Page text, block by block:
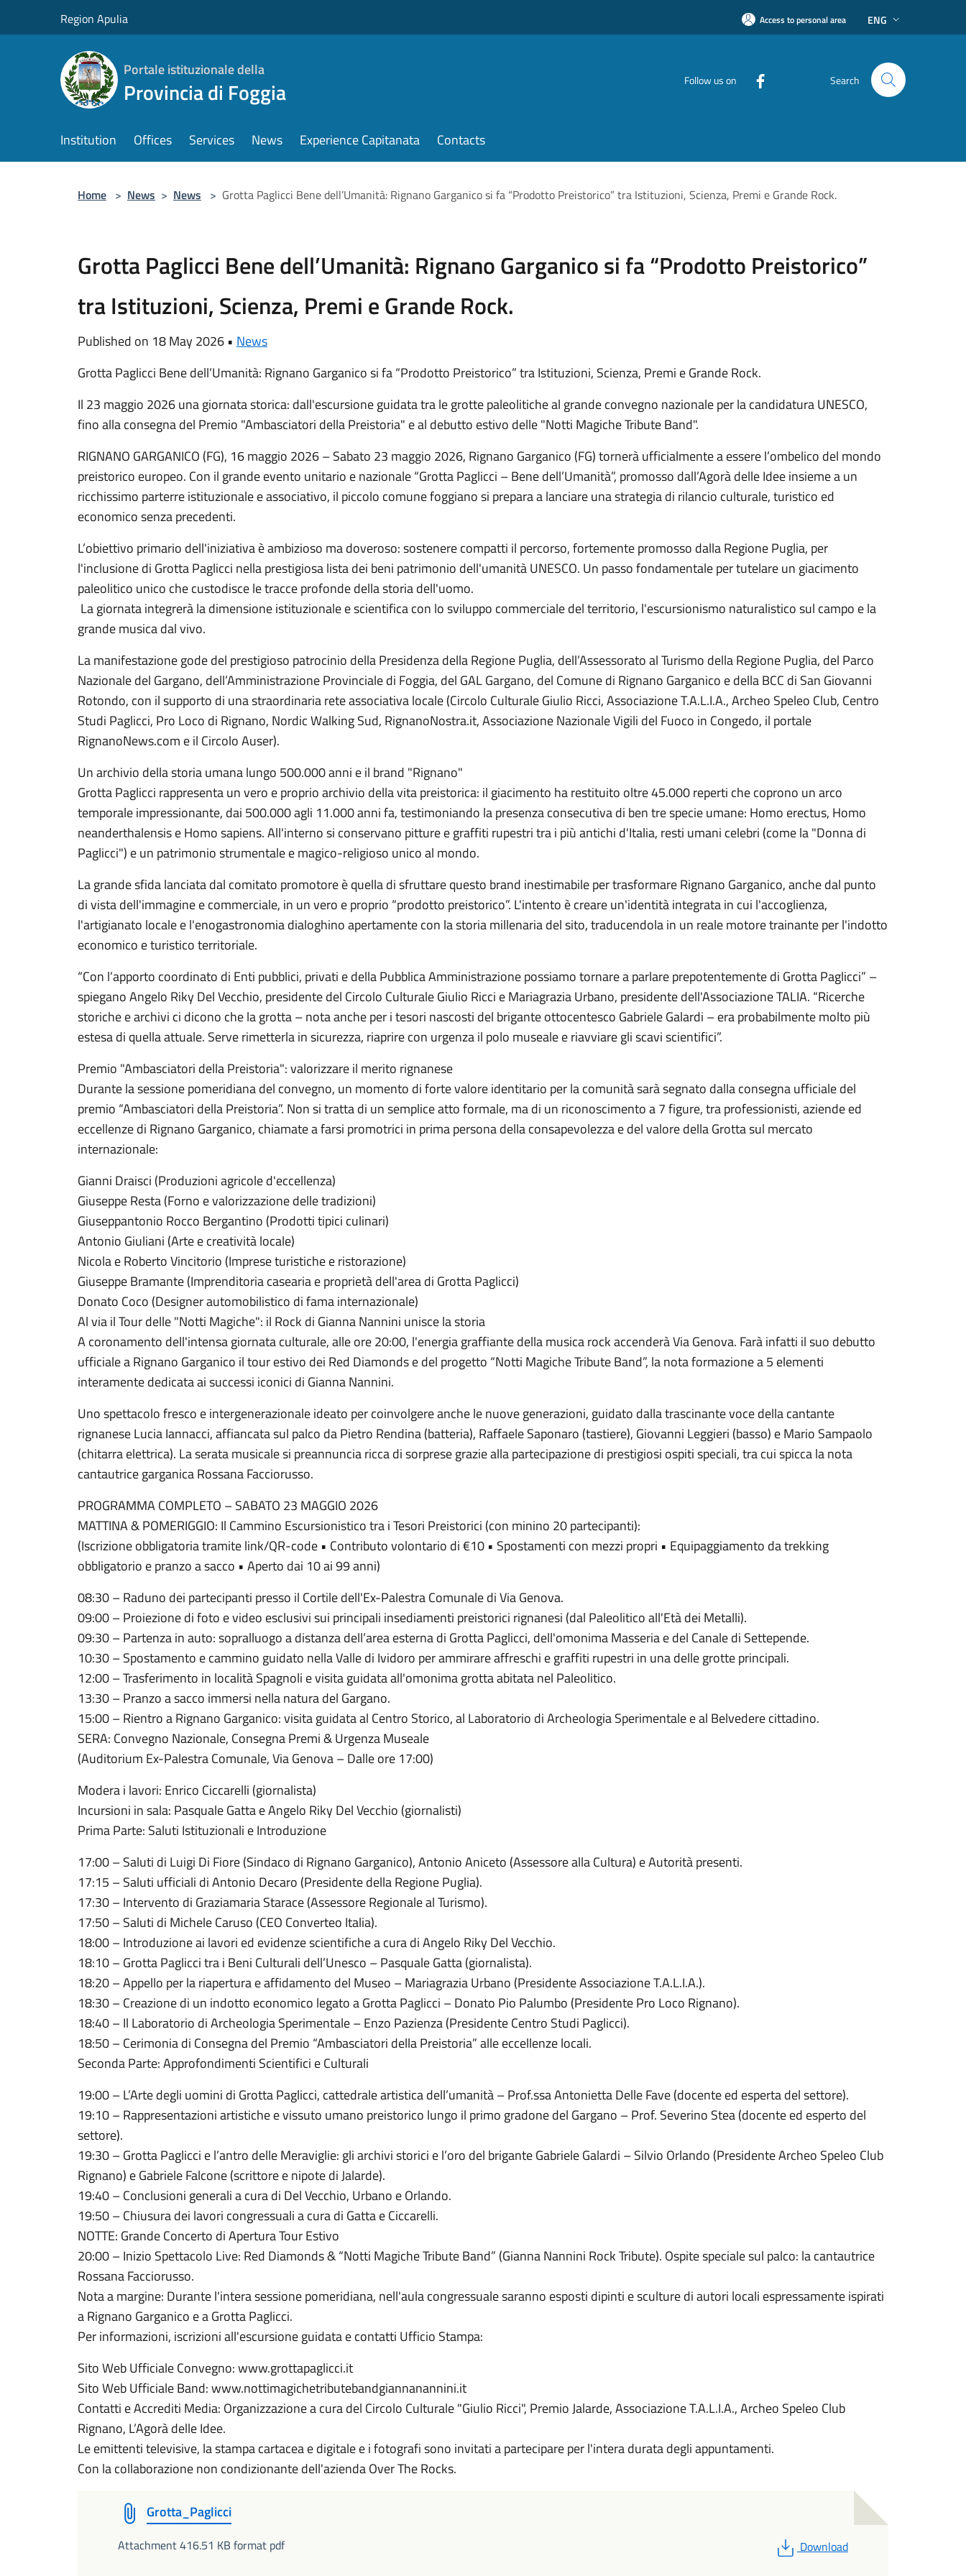
Region Apulia Access to personal area ENG
Portale istituzionale della
Provincia di Foggia Follow us on Search
Institution Offices Services News Experience Capitanata Contacts
Home > News > News > Grotta Paglicci Bene dell’Umanità: Rignano Garganico si fa “Prodotto Preistorico” tra Istituzioni, Scienza, Premi e Grande Rock.
Grotta Paglicci Bene dell’Umanità: Rignano Garganico si fa “Prodotto Preistorico”
tra Istituzioni, Scienza, Premi e Grande Rock.
Published on 18 May 2026 • News
Grotta Paglicci Bene dell’Umanità: Rignano Garganico si fa “Prodotto Preistorico” tra Istituzioni, Scienza, Premi e Grande Rock.
Il 23 maggio 2026 una giornata storica: dall'escursione guidata tra le grotte paleolitiche al grande convegno nazionale per la candidatura UNESCO,
fino alla consegna del Premio "Ambasciatori della Preistoria" e al debutto estivo delle "Notti Magiche Tribute Band".
RIGNANO GARGANICO (FG), 16 maggio 2026 – Sabato 23 maggio 2026, Rignano Garganico (FG) tornerà ufficialmente a essere l’ombelico del mondo
preistorico europeo. Con il grande evento unitario e nazionale “Grotta Paglicci – Bene dell’Umanità”, promosso dall’Agorà delle Idee insieme a un
ricchissimo parterre istituzionale e associativo, il piccolo comune foggiano si prepara a lanciare una strategia di rilancio culturale, turistico ed
economico senza precedenti.
L’obiettivo primario dell'iniziativa è ambizioso ma doveroso: sostenere compatti il percorso, fortemente promosso dalla Regione Puglia, per
l'inclusione di Grotta Paglicci nella prestigiosa lista dei beni patrimonio dell'umanità UNESCO. Un passo fondamentale per tutelare un giacimento
paleolitico unico che custodisce le tracce profonde della storia dell'uomo.
La giornata integrerà la dimensione istituzionale e scientifica con lo sviluppo commerciale del territorio, l'escursionismo naturalistico sul campo e la
grande musica dal vivo.
La manifestazione gode del prestigioso patrocinio della Presidenza della Regione Puglia, dell’Assessorato al Turismo della Regione Puglia, del Parco
Nazionale del Gargano, dell’Amministrazione Provinciale di Foggia, del GAL Gargano, del Comune di Rignano Garganico e della BCC di San Giovanni
Rotondo, con il supporto di una straordinaria rete associativa locale (Circolo Culturale Giulio Ricci, Associazione T.A.L.I.A., Archeo Speleo Club, Centro
Studi Paglicci, Pro Loco di Rignano, Nordic Walking Sud, RignanoNostra.it, Associazione Nazionale Vigili del Fuoco in Congedo, il portale
RignanoNews.com e il Circolo Auser).
Un archivio della storia umana lungo 500.000 anni e il brand "Rignano"
Grotta Paglicci rappresenta un vero e proprio archivio della vita preistorica: il giacimento ha restituito oltre 45.000 reperti che coprono un arco
temporale impressionante, dai 500.000 agli 11.000 anni fa, testimoniando la presenza consecutiva di ben tre specie umane: Homo erectus, Homo
neanderthalensis e Homo sapiens. All'interno si conservano pitture e graffiti rupestri tra i più antichi d'Italia, resti umani celebri (come la "Donna di
Paglicci") e un patrimonio strumentale e magico-religioso unico al mondo.
La grande sfida lanciata dal comitato promotore è quella di sfruttare questo brand inestimabile per trasformare Rignano Garganico, anche dal punto
di vista dell'immagine e commerciale, in un vero e proprio “prodotto preistorico”. L'intento è creare un'identità integrata in cui l'accoglienza,
l'artigianato locale e l'enogastronomia dialoghino apertamente con la storia millenaria del sito, traducendola in un reale motore trainante per l'indotto
economico e turistico territoriale.
“Con l’apporto coordinato di Enti pubblici, privati e della Pubblica Amministrazione possiamo tornare a parlare prepotentemente di Grotta Paglicci” –
spiegano Angelo Riky Del Vecchio, presidente del Circolo Culturale Giulio Ricci e Mariagrazia Urbano, presidente dell'Associazione TALIA. “Ricerche
storiche e archivi ci dicono che la grotta – nota anche per i tesori nascosti del brigante ottocentesco Gabriele Galardi – era probabilmente molto più
estesa di quella attuale. Serve rimetterla in sicurezza, riaprire con urgenza il polo museale e riavviare gli scavi scientifici”.
Premio "Ambasciatori della Preistoria": valorizzare il merito rignanese
Durante la sessione pomeridiana del convegno, un momento di forte valore identitario per la comunità sarà segnato dalla consegna ufficiale del
premio “Ambasciatori della Preistoria”. Non si tratta di un semplice atto formale, ma di un riconoscimento a 7 figure, tra professionisti, aziende ed
eccellenze di Rignano Garganico, chiamate a farsi promotrici in prima persona della consapevolezza e del valore della Grotta sul mercato
internazionale:
Gianni Draisci (Produzioni agricole d'eccellenza)
Giuseppe Resta (Forno e valorizzazione delle tradizioni)
Giuseppantonio Rocco Bergantino (Prodotti tipici culinari)
Antonio Giuliani (Arte e creatività locale)
Nicola e Roberto Vincitorio (Imprese turistiche e ristorazione)
Giuseppe Bramante (Imprenditoria casearia e proprietà dell'area di Grotta Paglicci)
Donato Coco (Designer automobilistico di fama internazionale)
Al via il Tour delle "Notti Magiche": il Rock di Gianna Nannini unisce la storia
A coronamento dell'intensa giornata culturale, alle ore 20:00, l'energia graffiante della musica rock accenderà Via Genova. Farà infatti il suo debutto
ufficiale a Rignano Garganico il tour estivo dei Red Diamonds e del progetto “Notti Magiche Tribute Band”, la nota formazione a 5 elementi
interamente dedicata ai successi iconici di Gianna Nannini.
Uno spettacolo fresco e intergenerazionale ideato per coinvolgere anche le nuove generazioni, guidato dalla trascinante voce della cantante
rignanese Lucia Iannacci, affiancata sul palco da Pietro Rendina (batteria), Raffaele Saponaro (tastiere), Giovanni Leggieri (basso) e Mario Sampaolo
(chitarra elettrica). La serata musicale si preannuncia ricca di sorprese grazie alla partecipazione di prestigiosi ospiti speciali, tra cui spicca la nota
cantautrice garganica Rossana Facciorusso.
PROGRAMMA COMPLETO – SABATO 23 MAGGIO 2026
MATTINA & POMERIGGIO: Il Cammino Escursionistico tra i Tesori Preistorici (con minino 20 partecipanti):
(Iscrizione obbligatoria tramite link/QR-code • Contributo volontario di €10 • Spostamenti con mezzi propri • Equipaggiamento da trekking
obbligatorio e pranzo a sacco • Aperto dai 10 ai 99 anni)
08:30 – Raduno dei partecipanti presso il Cortile dell'Ex-Palestra Comunale di Via Genova.
09:00 – Proiezione di foto e video esclusivi sui principali insediamenti preistorici rignanesi (dal Paleolitico all'Età dei Metalli).
09:30 – Partenza in auto: sopralluogo a distanza dell’area esterna di Grotta Paglicci, dell'omonima Masseria e del Canale di Settepende.
10:30 – Spostamento e cammino guidato nella Valle di Ividoro per ammirare affreschi e graffiti rupestri in una delle grotte principali.
12:00 – Trasferimento in località Spagnoli e visita guidata all'omonima grotta abitata nel Paleolitico.
13:30 – Pranzo a sacco immersi nella natura del Gargano.
15:00 – Rientro a Rignano Garganico: visita guidata al Centro Storico, al Laboratorio di Archeologia Sperimentale e al Belvedere cittadino.
SERA: Convegno Nazionale, Consegna Premi & Urgenza Museale
(Auditorium Ex-Palestra Comunale, Via Genova – Dalle ore 17:00)
Modera i lavori: Enrico Ciccarelli (giornalista)
Incursioni in sala: Pasquale Gatta e Angelo Riky Del Vecchio (giornalisti)
Prima Parte: Saluti Istituzionali e Introduzione
17:00 – Saluti di Luigi Di Fiore (Sindaco di Rignano Garganico), Antonio Aniceto (Assessore alla Cultura) e Autorità presenti.
17:15 – Saluti ufficiali di Antonio Decaro (Presidente della Regione Puglia).
17:30 – Intervento di Graziamaria Starace (Assessore Regionale al Turismo).
17:50 – Saluti di Michele Caruso (CEO Converteo Italia).
18:00 – Introduzione ai lavori ed evidenze scientifiche a cura di Angelo Riky Del Vecchio.
18:10 – Grotta Paglicci tra i Beni Culturali dell’Unesco – Pasquale Gatta (giornalista).
18:20 – Appello per la riapertura e affidamento del Museo – Mariagrazia Urbano (Presidente Associazione T.A.L.I.A.).
18:30 – Creazione di un indotto economico legato a Grotta Paglicci – Donato Pio Palumbo (Presidente Pro Loco Rignano).
18:40 – Il Laboratorio di Archeologia Sperimentale – Enzo Pazienza (Presidente Centro Studi Paglicci).
18:50 – Cerimonia di Consegna del Premio “Ambasciatori della Preistoria” alle eccellenze locali.
Seconda Parte: Approfondimenti Scientifici e Culturali
19:00 – L’Arte degli uomini di Grotta Paglicci, cattedrale artistica dell’umanità – Prof.ssa Antonietta Delle Fave (docente ed esperta del settore).
19:10 – Rappresentazioni artistiche e vissuto umano preistorico lungo il primo gradone del Gargano – Prof. Severino Stea (docente ed esperto del
settore).
19:30 – Grotta Paglicci e l’antro delle Meraviglie: gli archivi storici e l’oro del brigante Gabriele Galardi – Silvio Orlando (Presidente Archeo Speleo Club
Rignano) e Gabriele Falcone (scrittore e nipote di Jalarde).
19:40 – Conclusioni generali a cura di Del Vecchio, Urbano e Orlando.
19:50 – Chiusura dei lavori congressuali a cura di Gatta e Ciccarelli.
NOTTE: Grande Concerto di Apertura Tour Estivo
20:00 – Inizio Spettacolo Live: Red Diamonds & “Notti Magiche Tribute Band” (Gianna Nannini Rock Tribute). Ospite speciale sul palco: la cantautrice
Rossana Facciorusso.
Nota a margine: Durante l'intera sessione pomeridiana, nell'aula congressuale saranno esposti dipinti e sculture di autori locali espressamente ispirati
a Rignano Garganico e a Grotta Paglicci.
Per informazioni, iscrizioni all'escursione guidata e contatti Ufficio Stampa:
Sito Web Ufficiale Convegno: www.grottapaglicci.it
Sito Web Ufficiale Band: www.nottimagichetributebandgiannanannini.it
Contatti e Accrediti Media: Organizzazione a cura del Circolo Culturale "Giulio Ricci", Premio Jalarde, Associazione T.A.L.I.A., Archeo Speleo Club
Rignano, L’Agorà delle Idee.
Le emittenti televisive, la stampa cartacea e digitale e i fotografi sono invitati a partecipare per l'intera durata degli appuntamenti.
Con la collaborazione non condizionante dell'azienda Over The Rocks.
Grotta_Paglicci
Attachment 416.51 KB format pdf PDF
Download